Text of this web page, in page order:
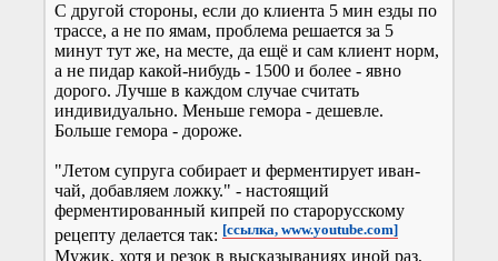
С другой стороны, если до клиента 5 мин езды по
трассе, а не по ямам, проблема решается за 5
минут тут же, на месте, да ещё и сам клиент норм,
а не пидар какой-нибудь - 1500 и более - явно
дорого. Лучше в каждом случае считать
индивидуально. Меньше гемора - дешевле.
Больше гемора - дороже.
"Летом супруга собирает и ферментирует иван-
чай, добавляем ложку." - настоящий
ферментированный кипрей по старорусскому
рецепту делается так: [ссылка, www.youtube.com]
Мужик, хотя и резок в высказываниях иной раз,